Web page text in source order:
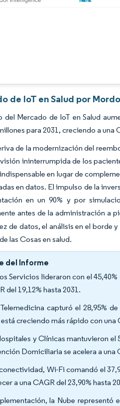
de IoT en Salud por
del Mercado de IoT en Salud
para 2031, creciendo a una
de la modernización del
ininterrumpida de los
en lugar de
en datos. El impulso de la
en un 90% y por
antes de la administración a
de datos, el análisis en el
las Cosas en salud.
del Informe
Servicios lideraron con el
del 19,12% hasta 2031.
capturó el 28,95%
creciendo más rápido con una
y Clínicas mantuvieron
Domiciliaria se acelera a una
Wi-Fi comandó el
a una CAGR del 23,90% hasta
la Nube representó